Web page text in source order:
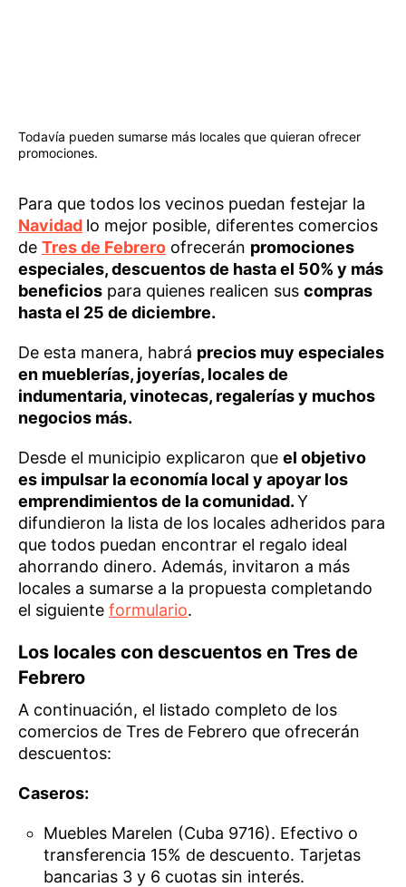
Todavía pueden sumarse más locales que quieran ofrecer
promociones.
Para que todos los vecinos puedan festejar la
Navidad lo mejor posible, diferentes comercios
de Tres de Febrero ofrecerán promociones
especiales, descuentos de hasta el 50% y más
beneficios para quienes realicen sus compras
hasta el 25 de diciembre.
De esta manera, habrá precios muy especiales
en mueblerías, joyerías, locales de
indumentaria, vinotecas, regalerías y muchos
negocios más.
Desde el municipio explicaron que el objetivo
es impulsar la economía local y apoyar los
emprendimientos de la comunidad.Y
difundieron la lista de los locales adheridos para
que todos puedan encontrar el regalo ideal
ahorrando dinero. Además, invitaron a más
locales a sumarse a la propuesta completando
el siguiente formulario.
Los locales con descuentos en Tres de
Febrero
A continuación, el listado completo de los
comercios de Tres de Febrero que ofrecerán
descuentos:
Caseros:
Muebles Marelen (Cuba 9716). Efectivo o
transferencia 15% de descuento. Tarjetas
bancarias 3 y 6 cuotas sin interés.